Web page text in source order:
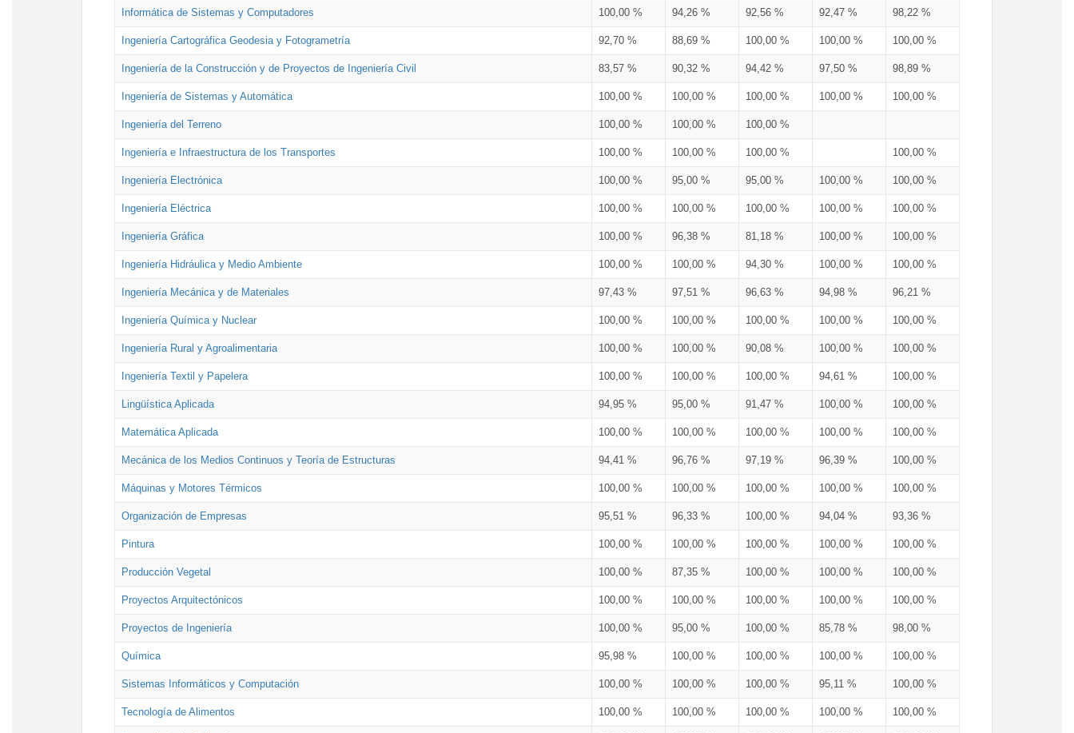
Informática de Sistemas y Computadores 100,00 % 94,26 % 92,56 % 92,47 % 98,22 %
Ingeniería Cartográfica Geodesia y Fotogrametría 92,70 % 88,69 % 100,00 % 100,00 % 100,00 %
Ingeniería de la Construcción y de Proyectos de Ingeniería Civil 83,57 % 90,32 % 94,42 % 97,50 % 98,89 %
Ingeniería de Sistemas y Automática 100,00 % 100,00 % 100,00 % 100,00 % 100,00 %
Ingeniería del Terreno 100,00 % 100,00 % 100,00 %
Ingeniería e Infraestructura de los Transportes 100,00 % 100,00 % 100,00 % 100,00 %
Ingeniería Electrónica 100,00 % 95,00 % 95,00 % 100,00 % 100,00 %
Ingeniería Eléctrica 100,00 % 100,00 % 100,00 % 100,00 % 100,00 %
Ingeniería Gráfica 100,00 % 96,38 % 81,18 % 100,00 % 100,00 %
Ingeniería Hidráulica y Medio Ambiente 100,00 % 100,00 % 94,30 % 100,00 % 100,00 %
Ingeniería Mecánica y de Materiales 97,43 % 97,51 % 96,63 % 94,98 % 96,21 %
Ingeniería Química y Nuclear 100,00 % 100,00 % 100,00 % 100,00 % 100,00 %
Ingeniería Rural y Agroalimentaria 100,00 % 100,00 % 90,08 % 100,00 % 100,00 %
Ingeniería Textil y Papelera 100,00 % 100,00 % 100,00 % 94,61 % 100,00 %
Lingüística Aplicada 94,95 % 95,00 % 91,47 % 100,00 % 100,00 %
Matemática Aplicada 100,00 % 100,00 % 100,00 % 100,00 % 100,00 %
Mecánica de los Medios Continuos y Teoría de Estructuras 94,41 % 96,76 % 97,19 % 96,39 % 100,00 %
Máquinas y Motores Térmicos 100,00 % 100,00 % 100,00 % 100,00 % 100,00 %
Organización de Empresas 95,51 % 96,33 % 100,00 % 94,04 % 93,36 %
Pintura 100,00 % 100,00 % 100,00 % 100,00 % 100,00 %
Producción Vegetal 100,00 % 87,35 % 100,00 % 100,00 % 100,00 %
Proyectos Arquitectónicos 100,00 % 100,00 % 100,00 % 100,00 % 100,00 %
Proyectos de Ingeniería 100,00 % 95,00 % 100,00 % 85,78 % 98,00 %
Química 95,98 % 100,00 % 100,00 % 100,00 % 100,00 %
Sistemas Informáticos y Computación 100,00 % 100,00 % 100,00 % 95,11 % 100,00 %
Tecnología de Alimentos 100,00 % 100,00 % 100,00 % 100,00 % 100,00 %